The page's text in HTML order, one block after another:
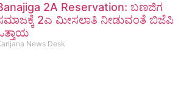
2A Reservation: ಬಣಜಿಗ
2ಎ ಮೀಸಲಾತಿ ನೀಡುವಂತೆ ಬಿಜೆಪಿ
News Desk